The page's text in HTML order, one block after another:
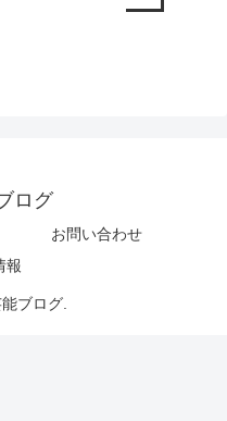
ログ
お問い合わせ
報
ブログ.